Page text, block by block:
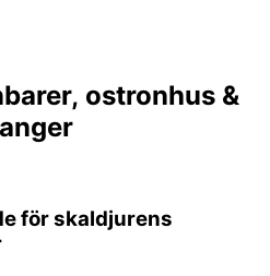
ostronhus &
för skaldjurens